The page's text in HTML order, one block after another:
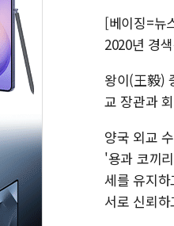
[베이징=뉴
2020년 경
왕이(王毅)
교 장관과
양국 외교
'용과 코끼
세를 유지
서로 신뢰